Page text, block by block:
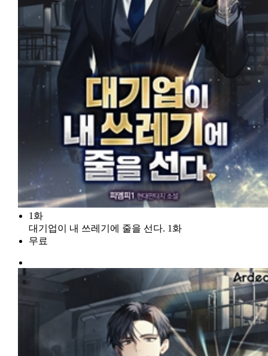
1화
대기업이 내 쓰레기에 줄을 선다. 1화
무료